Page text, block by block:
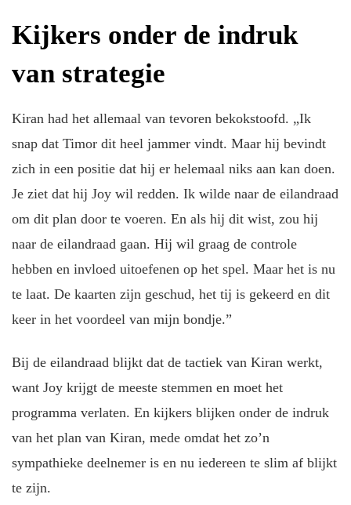
Kijkers onder de indruk
van strategie
Kiran had het allemaal van tevoren bekokstoofd. „Ik
snap dat Timor dit heel jammer vindt. Maar hij bevindt
zich in een positie dat hij er helemaal niks aan kan doen.
Je ziet dat hij Joy wil redden. Ik wilde naar de eilandraad
om dit plan door te voeren. En als hij dit wist, zou hij
naar de eilandraad gaan. Hij wil graag de controle
hebben en invloed uitoefenen op het spel. Maar het is nu
te laat. De kaarten zijn geschud, het tij is gekeerd en dit
keer in het voordeel van mijn bondje.”
Bij de eilandraad blijkt dat de tactiek van Kiran werkt,
want Joy krijgt de meeste stemmen en moet het
programma verlaten. En kijkers blijken onder de indruk
van het plan van Kiran, mede omdat het zo’n
sympathieke deelnemer is en nu iedereen te slim af blijkt
te zijn.